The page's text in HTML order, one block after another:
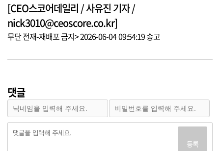
[CEO스코어데일리 / 사유진 기자 /
nick3010@ceoscore.co.kr]
무단 전재-재배포 금지> 2026-06-04 09:54:19 송고
댓글
등록